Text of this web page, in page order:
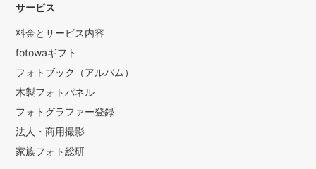
サービス
料金とサービス内容
fotowaギフト
フォトブック（アルバム）
木製フォトパネル
フォトグラファー登録
法人・商用撮影
家族フォト総研